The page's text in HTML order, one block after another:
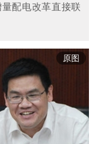
配电改革直接联
原图